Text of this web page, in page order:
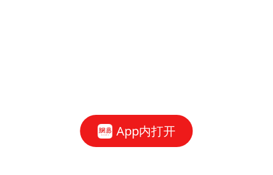
App内打开